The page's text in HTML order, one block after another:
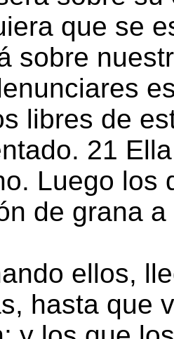
que se
sobre
libres de
21
Luego los
de grana
ellos,
hasta que